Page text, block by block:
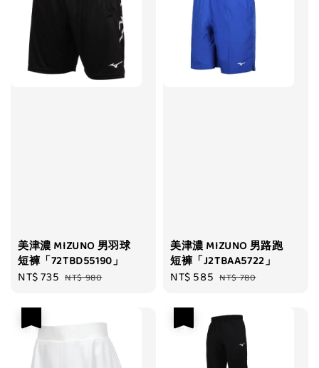
美津濃 MIZUNO 男羽球
短褲「72TBD55190」
Sale
NT$ 735 Regular
NT$ 980
美津濃 MIZUNO 男路跑
短褲「J2TBAA5722」
Sale
NT$ 585 Regular
NT$ 780